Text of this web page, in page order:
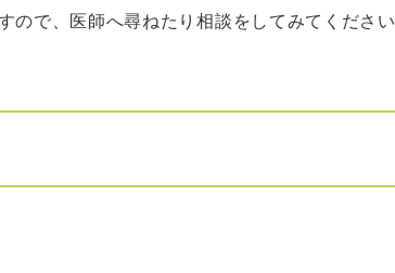
ので、医師へ尋ねたり相談をしてみてください